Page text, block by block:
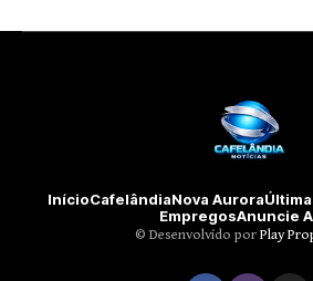
InícioCafelândiaNova Aurora
EmpregosAnuncie
©️ Desenvolvido por Play